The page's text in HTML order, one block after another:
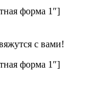
форма 1″]
с вами!
форма 1″]